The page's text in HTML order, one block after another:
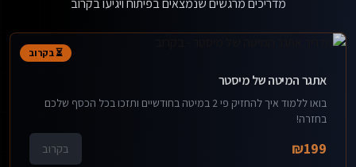
מדריכים מרגשים שנמצאים בפיתוח ויגיעו בקרוב
⏳ בקרוב
אתגר המיטה של מיסטר
בואו ללמוד איך להחזיק פי 2 במיטה בחודשיים ותזכו בכל הכסף שלכם
בחזרה!
₪199 בקרוב